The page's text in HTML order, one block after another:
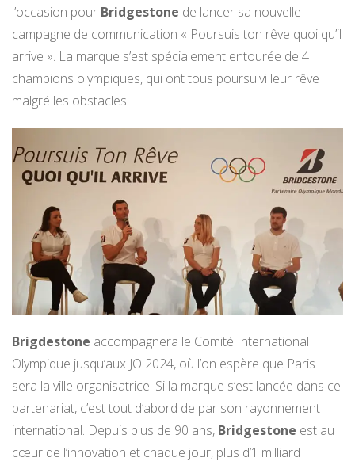
l’occasion pour Bridgestone de lancer sa nouvelle
campagne de communication « Poursuis ton rêve quoi qu’il
arrive ». La marque s’est spécialement entourée de 4
champions olympiques, qui ont tous poursuivi leur rêve
malgré les obstacles.
Brigdestone accompagnera le Comité International
Olympique jusqu’aux JO 2024, où l’on espère que Paris
sera la ville organisatrice. Si la marque s’est lancée dans ce
partenariat, c’est tout d’abord de par son rayonnement
international. Depuis plus de 90 ans, Bridgestone est au
cœur de l’innovation et chaque jour, plus d’1 milliard